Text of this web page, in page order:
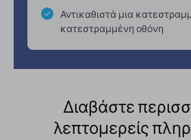
Αντικαθιστά μια
κατεστραμμένη οθόνη
Διαβάστε
λεπτομερείς